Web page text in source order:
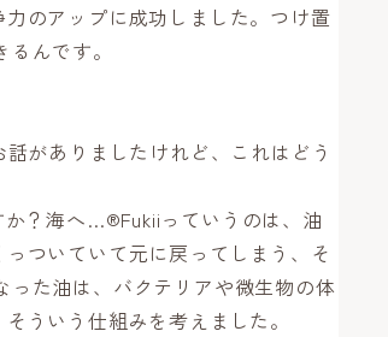
のアップに成功しました。つけ置
んです。
がありましたけれど、これはどう
？海へ…®Fukiiっていうのは、油
ついていて元に戻ってしまう、そ
た油は、バクテリアや微生物の体
ういう仕組みを考えました。